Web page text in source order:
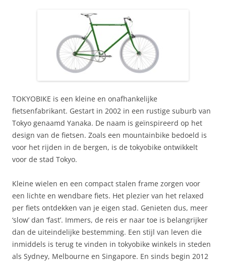
TOKYOBIKE is een kleine en onafhankelijke
fietsenfabrikant. Gestart in 2002 in een rustige suburb van
Tokyo genaamd Yanaka. De naam is geïnspireerd op het
design van de fietsen. Zoals een mountainbike bedoeld is
voor het rijden in de bergen, is de tokyobike ontwikkelt
voor de stad Tokyo.
Kleine wielen en een compact stalen frame zorgen voor
een lichte en wendbare fiets. Het plezier van het relaxed
per fiets ontdekken van je eigen stad. Genieten dus, meer
‘slow’ dan ‘fast’. Immers, de reis er naar toe is belangrijker
dan de uiteindelijke bestemming. Een stijl van leven die
inmiddels is terug te vinden in tokyobike winkels in steden
als Sydney, Melbourne en Singapore. En sinds begin 2012